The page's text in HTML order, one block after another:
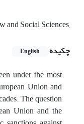
and Social Sciences,
چکیده
English
under the most
Union and
The question
Union and the